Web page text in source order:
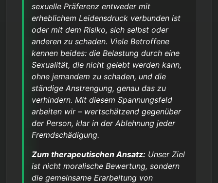
sexuelle Präferenz entweder mit
erheblichem Leidensdruck verbunden ist
oder mit dem Risiko, sich selbst oder
anderen zu schaden. Viele Betroffene
kennen beides: die Belastung durch eine
Sexualität, die nicht gelebt werden kann,
ohne jemandem zu schaden, und die
ständige Anstrengung, genau das zu
verhindern. Mit diesem Spannungsfeld
arbeiten wir – wertschätzend gegenüber
der Person, klar in der Ablehnung jeder
Fremdschädigung.
Zum therapeutischen Ansatz: Unser Ziel
ist nicht moralische Bewertung, sondern
die gemeinsame Erarbeitung von